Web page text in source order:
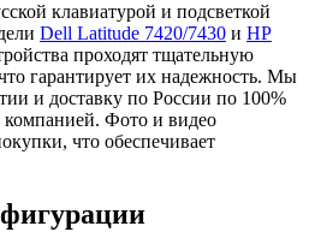
клавиатурой и подсветкой
Dell Latitude 7420/7430 и HP
проходят тщательную
гарантирует их надежность. Мы
и доставку по России по 100%
компанией. Фото и видео
что обеспечивает